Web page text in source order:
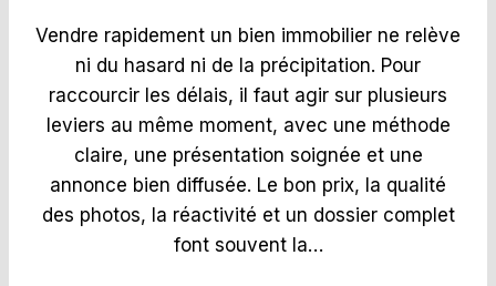
T
M
A
T
O
N
D
E
Vendre rapidement un bien immobilier ne relève
ni du hasard ni de la précipitation. Pour
raccourcir les délais, il faut agir sur plusieurs
leviers au même moment, avec une méthode
claire, une présentation soignée et une
annonce bien diffusée. Le bon prix, la qualité
des photos, la réactivité et un dossier complet
font souvent la…